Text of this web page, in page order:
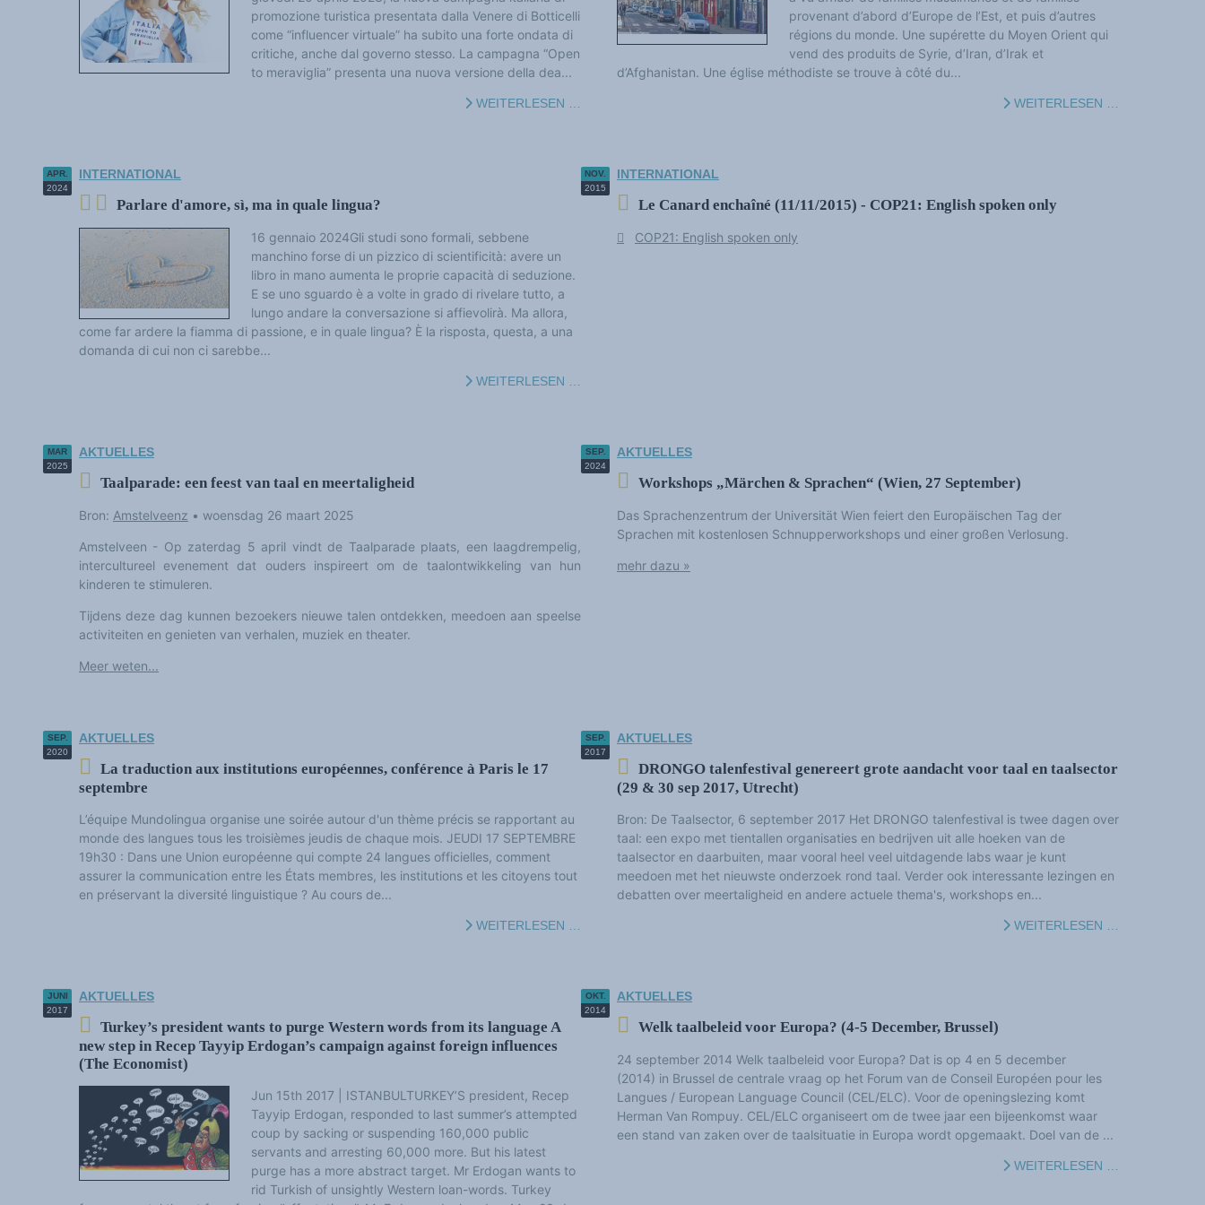
Datenbank für Internationale Beziehungen
GRUNDSÄTZLICHES
Akteure de Mehrsprachigkeit
Die Zukunft der Sprachen
Vielsprachigkeit und Mehrsprachigkeit
Beispieltexte
THEMENBEREICHE
Bildung und Forschung
Internationale Themen
Wirtschaft u. Soziales
Zugang zum Anglizismus-Wörterbuch (im Aufbau)
Veranstaltungen
Die Siege der Mehrsprachigkeit
Kolumnen und Meinungen
promozione turistica presentata dalla Venere di Botticelli
come “influencer virtuale” ha subito una forte ondata di
critiche, anche dal governo stesso. La campagna “Open
to meraviglia” presenta una nuova versione della dea...
WEITERLESEN …
provenant d’abord d’Europe de l’Est, et puis d’autres
régions du monde. Une supérette du Moyen Orient qui
vend des produits de Syrie, d’Iran, d’Irak et
d’Afghanistan. Une église méthodiste se trouve à côté du...
WEITERLESEN …
APR.
2024
INTERNATIONAL
Parlare d'amore, sì, ma in quale lingua?
16 gennaio 2024Gli studi sono formali, sebbene
manchino forse di un pizzico di scientificità: avere un
libro in mano aumenta le proprie capacità di seduzione.
E se uno sguardo è a volte in grado di rivelare tutto, a
lungo andare la conversazione si affievolirà. Ma allora,
come far ardere la fiamma di passione, e in quale lingua? È la risposta, questa, a una
domanda di cui non ci sarebbe...
WEITERLESEN …
NOV.
2015
INTERNATIONAL
Le Canard enchaîné (11/11/2015) - COP21: English spoken only
COP21: English spoken only
MAR
2025
AKTUELLES
Taalparade: een feest van taal en meertaligheid
Bron: Amstelveenz • woensdag 26 maart 2025
Amstelveen - Op zaterdag 5 april vindt de Taalparade plaats, een laagdrempelig,
intercultureel evenement dat ouders inspireert om de taalontwikkeling van hun
kinderen te stimuleren.
Tijdens deze dag kunnen bezoekers nieuwe talen ontdekken, meedoen aan speelse
activiteiten en genieten van verhalen, muziek en theater.
Meer weten...
SEP.
2024
AKTUELLES
Workshops „Märchen & Sprachen“ (Wien, 27 September)
Das Sprachenzentrum der Universität Wien feiert den Europäischen Tag der
Sprachen mit kostenlosen Schnupperworkshops und einer großen Verlosung.
mehr dazu »
SEP.
2020
AKTUELLES
La traduction aux institutions européennes, conférence à Paris le 17
septembre
L’équipe Mundolingua organise une soirée autour d'un thème précis se rapportant au
monde des langues tous les troisièmes jeudis de chaque mois. JEUDI 17 SEPTEMBRE
19h30 : Dans une Union européenne qui compte 24 langues officielles, comment
assurer la communication entre les États membres, les institutions et les citoyens tout
en préservant la diversité linguistique ? Au cours de...
WEITERLESEN …
SEP.
2017
AKTUELLES
DRONGO talenfestival genereert grote aandacht voor taal en taalsector
(29 & 30 sep 2017, Utrecht)
Bron: De Taalsector, 6 september 2017 Het DRONGO talenfestival is twee dagen over
taal: een expo met tientallen organisaties en bedrijven uit alle hoeken van de
taalsector en daarbuiten, maar vooral heel veel uitdagende labs waar je kunt
meedoen met het nieuwste onderzoek rond taal. Verder ook interessante lezingen en
debatten over meertaligheid en andere actuele thema's, workshops en...
WEITERLESEN …
JUNI
2017
AKTUELLES
Turkey’s president wants to purge Western words from its language A
new step in Recep Tayyip Erdogan’s campaign against foreign influences
(The Economist)
Jun 15th 2017 | ISTANBULTURKEY’S president, Recep
Tayyip Erdogan, responded to last summer’s attempted
coup by sacking or suspending 160,000 public
servants and arresting 60,000 more. But his latest
purge has a more abstract target. Mr Erdogan wants to
rid Turkish of unsightly Western loan-words. Turkey
OKT.
2014
AKTUELLES
Welk taalbeleid voor Europa? (4-5 December, Brussel)
24 september 2014 Welk taalbeleid voor Europa? Dat is op 4 en 5 december
(2014) in Brussel de centrale vraag op het Forum van de Conseil Européen pour les
Langues / European Language Council (CEL/ELC). Voor de openingslezing komt
Herman Van Rompuy. CEL/ELC organiseert om de twee jaar een bijeenkomst waar
een stand van zaken over de taalsituatie in Europa wordt opgemaakt. Doel van de ...
WEITERLESEN …